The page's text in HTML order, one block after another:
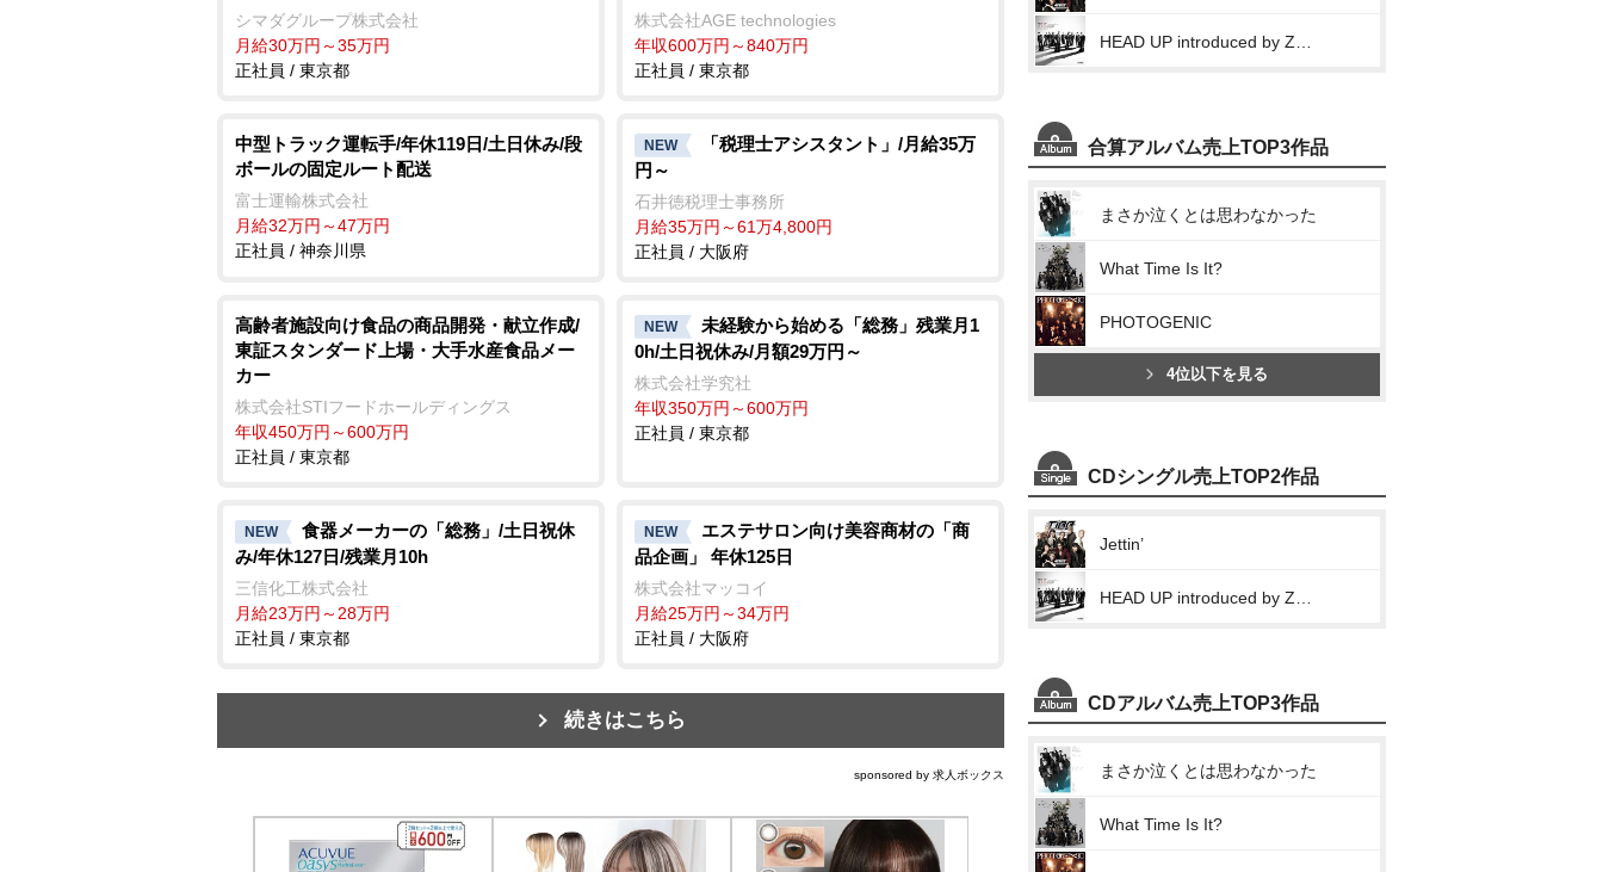
シマダグループ株式会社
月給30万円～35万円
正社員 / 東京都
株式会社AGE technologies
年収600万円～840万円
正社員 / 東京都
中型トラック運転手/年休119日/土日休み/段
ボールの固定ルート配送
富士運輸株式会社
月給32万円～47万円
正社員 / 神奈川県
NEW
「税理士アシスタント」/月給35万
円～
石井徳税理士事務所
月給35万円～61万4,800円
正社員 / 大阪府
高齢者施設向け食品の商品開発・献立作成/
東証スタンダード上場・大手水産食品メー
カー
株式会社STIフードホールディングス
年収450万円～600万円
正社員 / 東京都
NEW
未経験から始める「総務」残業月1
0h/土日祝休み/月額29万円～
株式会社学究社
年収350万円～600万円
正社員 / 東京都
NEW
食器メーカーの「総務」/土日祝休
み/年休127日/残業月10h
三信化工株式会社
月給23万円～28万円
正社員 / 東京都
NEW
エステサロン向け美容商材の「商
品企画」 年休125日
株式会社マッコイ
月給25万円～34万円
正社員 / 大阪府
続きはこちら
sponsored by 求人ボックス
合算アルバム売上TOP3作品
まさか泣くとは思わなかった
What Time Is It?
PHOTOGENIC
4位以下を見る
CDシングル売上TOP2作品
Jettin’
CDアルバム売上TOP3作品
まさか泣くとは思わなかった
What Time Is It?